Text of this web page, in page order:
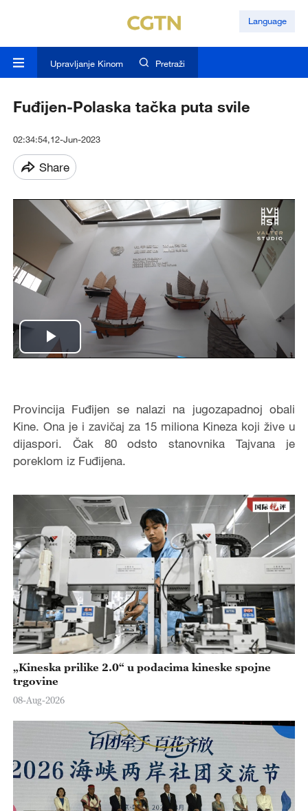
Language
Upravljanje Kinom Pretraži
Fuđijen-Polaska tačka puta svile
02:34:54,12-Jun-2023
Share
Play
Provincija Fuđijen se nalazi na jugozapadnoj obali
Kine. Ona je i zavičaj za 15 miliona Kineza koji žive u
dijaspori. Čak 80 odsto stanovnika Tajvana je
poreklom iz Fuđijena.
„Kineska prilike 2.0“ u podacima kineske spojne
trgovine
08-Aug-2026